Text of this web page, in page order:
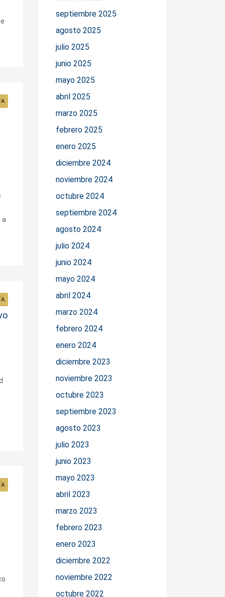
a
septiembre 2025
agosto 2025
julio 2025
junio 2025
mayo 2025
abril 2025
marzo 2025
febrero 2025
enero 2025
diciembre 2024
noviembre 2024
octubre 2024
septiembre 2024
agosto 2024
julio 2024
junio 2024
mayo 2024
abril 2024
marzo 2024
febrero 2024
enero 2024
diciembre 2023
noviembre 2023
octubre 2023
septiembre 2023
agosto 2023
julio 2023
junio 2023
mayo 2023
abril 2023
marzo 2023
febrero 2023
enero 2023
diciembre 2022
noviembre 2022
octubre 2022